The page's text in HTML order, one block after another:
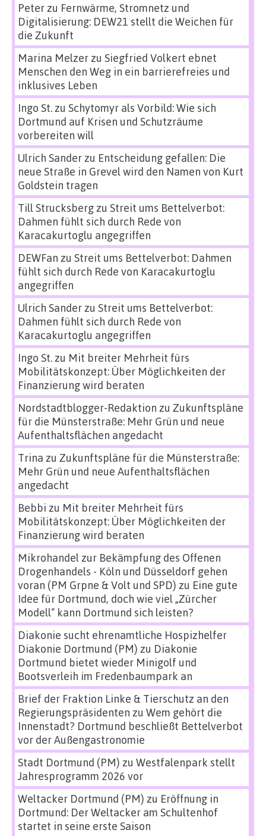
Peterzu Fernwärme, Stromnetz und
Digitalisierung: DEW21 stellt die Weichen für
die Zukunft
Marina Melzerzu Siegfried Volkert ebnet
Menschen den Weg in ein barrierefreies und
inklusives Leben
Ingo St.zu Schytomyr als Vorbild: Wie sich
Dortmund auf Krisen und Schutzräume
vorbereiten will
Ulrich Sanderzu Entscheidung gefallen: Die
neue Straße in Grevel wird den Namen von Kurt
Goldstein tragen
Till Strucksbergzu Streit ums Bettelverbot:
Dahmen fühlt sich durch Rede von
Karacakurtoglu angegriffen
DEWFan zu Streit ums Bettelverbot: Dahmen
fühlt sich durch Rede von Karacakurtoglu
angegriffen
Ulrich Sanderzu Streit ums Bettelverbot:
Dahmen fühlt sich durch Rede von
Karacakurtoglu angegriffen
Ingo St.zu Mit breiter Mehrheit fürs
Mobilitätskonzept: Über Möglichkeiten der
Finanzierung wird beraten
Nordstadtblogger-Redaktion zu Zukunftspläne
für die Münsterstraße: Mehr Grün und neue
Aufenthaltsflächen angedacht
Trina zu Zukunftspläne für die Münsterstraße:
Mehr Grün und neue Aufenthaltsflächen
angedacht
Bebbi zu Mit breiter Mehrheit fürs
Mobilitätskonzept: Über Möglichkeiten der
Finanzierung wird beraten
Mikrohandel zur Bekämpfung des Offenen
Drogenhandels - Köln und Düsseldorf gehen
voran (PM Grpne & Volt und SPD) zu Eine gute
Idee für Dortmund, doch wie viel „Zürcher
Modell“ kann Dortmund sich leisten?
Diakonie sucht ehrenamtliche Hospizhelfer
Diakonie Dortmund (PM) zu Diakonie
Dortmund bietet wieder Minigolf und
Bootsverleih im Fredenbaumpark an
Brief der Fraktion Linke & Tierschutz an den
Regierungspräsidenten zu Wem gehört die
Innenstadt? Dortmund beschließt Bettelverbot
vor der Außengastronomie
Stadt Dortmund (PM) zu Westfalenpark stellt
Jahresprogramm 2026 vor
Weltacker Dortmund (PM) zu Eröffnung in
Dortmund: Der Weltacker am Schultenhof
startet in seine erste Saison